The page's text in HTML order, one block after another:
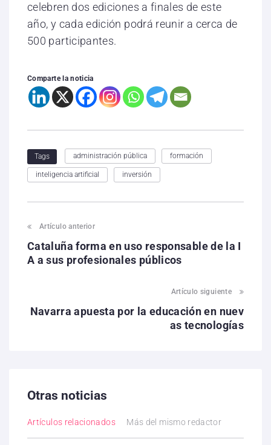
celebren dos ediciones a finales de este
año, y cada edición podrá reunir a cerca de
500 participantes.
Comparte la noticia
Tags administración pública formación
inteligencia artificial inversión
Artículo anterior
Cataluña forma en uso responsable de la I
A a sus profesionales públicos
Artículo siguiente
Navarra apuesta por la educación en nuev
as tecnologías
Otras noticias
Artículos relacionados Más del mismo redactor